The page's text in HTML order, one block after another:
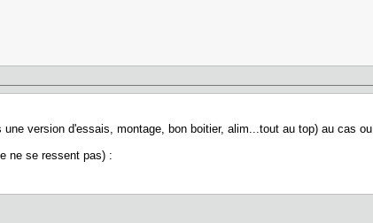
version d'essais, montage, bon boitier, alim...tout au top) au cas
ne se ressent pas) :